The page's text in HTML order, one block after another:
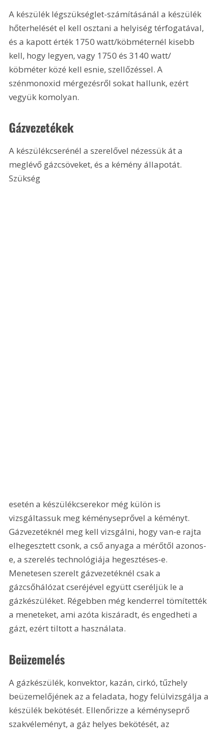
A készülék légszükséglet-számításánál a készülék
hőterhelését el kell osztani a helyiség térfogatával,
és a kapott érték 1750 watt/köbméternél kisebb
kell, hogy legyen, vagy 1750 és 3140 watt/
köbméter közé kell esnie, szellőzéssel. A
szénmonoxid mérgezésről sokat hallunk, ezért
vegyük komolyan.
Gázvezetékek
A készülékcserénél a szerelővel nézessük át a
meglévő gázcsöveket, és a kémény állapotát.
Szükség
esetén a készülékcserekor még külön is
vizsgáltassuk meg kéményseprővel a kéményt.
Gázvezetéknél meg kell vizsgálni, hogy van-e rajta
elhegesztett csonk, a cső anyaga a mérőtől azonos-
e, a szerelés technológiája hegesztéses-e.
Menetesen szerelt gázvezetéknél csak a
gázcsőhálózat cseréjével együtt cseréljük le a
gázkészüléket. Régebben még kenderrel tömítették
a meneteket, ami azóta kiszáradt, és engedheti a
gázt, ezért tiltott a használata.
Beüzemelés
A gázkészülék, konvektor, kazán, cirkó, tűzhely
beüzemelőjének az a feladata, hogy felülvizsgálja a
készülék bekötését. Ellenőrizze a kéményseprő
szakvéleményt, a gáz helyes bekötését, az